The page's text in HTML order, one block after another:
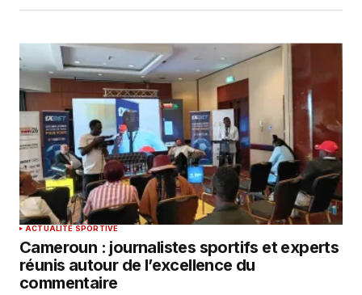
ACTUALITÉ SPORTIVE
Cameroun : journalistes sportifs et experts
réunis autour de l’excellence du
commentaire